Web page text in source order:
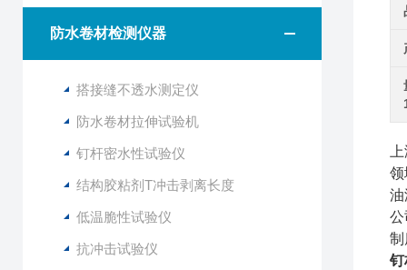
防水卷材检测仪器
搭接缝不透水测定仪
防水卷材拉伸试验机
钉杆密水性试验仪
结构胶粘剂T冲击剥离长度
低温脆性试验仪
抗冲击试验仪
领
油
公
制
钉